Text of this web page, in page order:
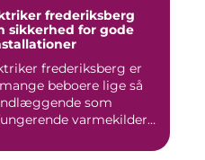
frederiksberg
sikkerhed for gode
frederiksberg er
beboere lige så
som
varmekilder